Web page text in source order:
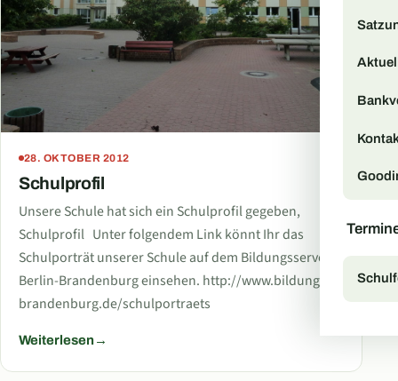
28. OKTOBER 2012
Schulprofil
Unsere Schule hat sich ein Schulprofil gegeben,
Schulprofil Unter folgendem Link könnt Ihr das
Schulporträt unserer Schule auf dem Bildungsserver
Berlin-Brandenburg einsehen. http://www.bildung-
brandenburg.de/schulportraets
Weiterlesen